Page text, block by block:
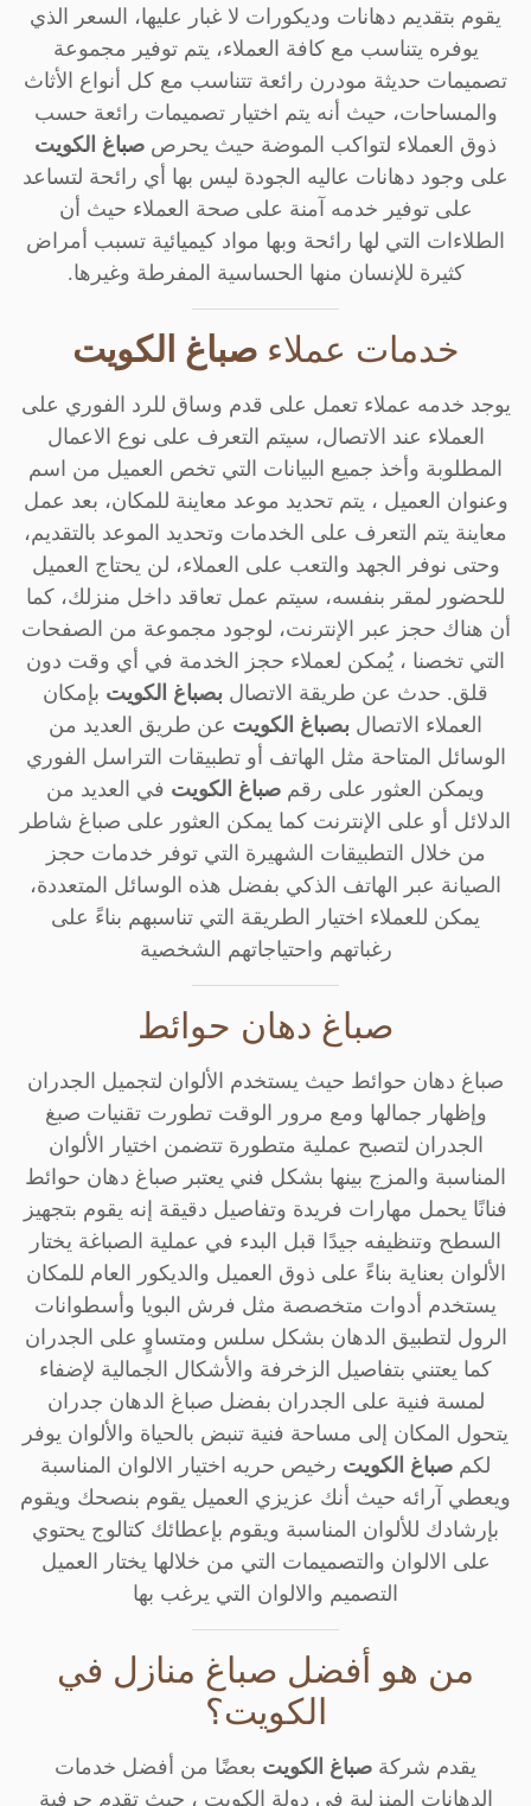
يقوم بتقديم دهانات وديكورات لا غبار عليها، السعر الذي
يوفره يتناسب مع كافة العملاء، يتم توفير مجموعة
تصميمات حديثة مودرن رائعة تتناسب مع كل أنواع الأثاث
والمساحات، حيث أنه يتم اختيار تصميمات رائعة حسب
ذوق العملاء لتواكب الموضة حيث يحرص صباغ الكويت
على وجود دهانات عاليه الجودة ليس بها أي رائحة لتساعد
على توفير خدمه آمنة على صحة العملاء حيث أن
الطلاءات التي لها رائحة وبها مواد كيميائية تسبب أمراض
كثيرة للإنسان منها الحساسية المفرطة وغيرها.
خدمات عملاءصباغ الكويت
يوجد خدمه عملاء تعمل على قدم وساق للرد الفوري على
العملاء عند الاتصال، سيتم التعرف على نوع الاعمال
المطلوبة وأخذ جميع البيانات التي تخص العميل من اسم
وعنوان العميل ، يتم تحديد موعد معاينة للمكان، بعد عمل
معاينة يتم التعرف على الخدمات وتحديد الموعد بالتقديم،
وحتى نوفر الجهد والتعب على العملاء، لن يحتاج العميل
للحضور لمقر بنفسه، سيتم عمل تعاقد داخل منزلك، كما
أن هناك حجز عبر الإنترنت، لوجود مجموعة من الصفحات
التي تخصنا ، يُمكن لعملاء حجز الخدمة في أي وقت دون
قلق. حدث عن طريقة الاتصال بصباغ الكويت بإمكان
العملاء الاتصال بصباغ الكويت عن طريق العديد من
الوسائل المتاحة مثل الهاتف أو تطبيقات التراسل الفوري
ويمكن العثور على رقم صباغ الكويت في العديد من
الدلائل أو على الإنترنت كما يمكن العثور على صباغ شاطر
من خلال التطبيقات الشهيرة التي توفر خدمات حجز
الصيانة عبر الهاتف الذكي بفضل هذه الوسائل المتعددة،
يمكن للعملاء اختيار الطريقة التي تناسبهم بناءً على
رغباتهم واحتياجاتهم الشخصية
صباغ دهان حوائط
صباغ دهان حوائط حيث يستخدم الألوان لتجميل الجدران
وإظهار جمالها ومع مرور الوقت تطورت تقنيات صبغ
الجدران لتصبح عملية متطورة تتضمن اختيار الألوان
المناسبة والمزج بينها بشكل فني يعتبر صباغ دهان حوائط
فنانًا يحمل مهارات فريدة وتفاصيل دقيقة إنه يقوم بتجهيز
السطح وتنظيفه جيدًا قبل البدء في عملية الصباغة يختار
الألوان بعناية بناءً على ذوق العميل والديكور العام للمكان
يستخدم أدوات متخصصة مثل فرش البويا وأسطوانات
الرول لتطبيق الدهان بشكل سلس ومتساوٍ على الجدران
كما يعتني بتفاصيل الزخرفة والأشكال الجمالية لإضفاء
لمسة فنية على الجدران بفضل صباغ الدهان جدران
يتحول المكان إلى مساحة فنية تنبض بالحياة والألوان يوفر
لكم صباغ الكويت رخيص حريه اختيار الالوان المناسبة
ويعطي آرائه حيث أنك عزيزي العميل يقوم بنصحك ويقوم
بإرشادك للألوان المناسبة ويقوم بإعطائك كتالوج يحتوي
على الالوان والتصميمات التي من خلالها يختار العميل
التصميم والالوان التي يرغب بها
من هو أفضل صباغ منازل في
الكويت؟
يقدم شركة صباغ الكويت بعضًا من أفضل خدمات
الدهانات المنزلية في دولة الكويت ، حيث تقدم حرفية